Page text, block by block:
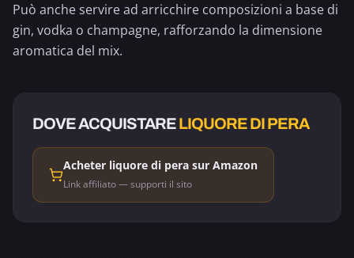
Può anche servire ad arricchire composizioni a base di
gin, vodka o champagne, rafforzando la dimensione
aromatica del mix.
DOVE ACQUISTARELIQUORE DI PERA
Acheter liquore di pera sur Amazon
Link affiliato — supporti il sito